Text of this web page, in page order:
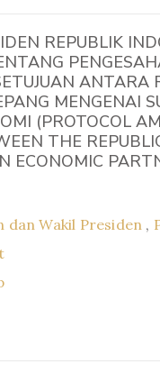
REPUBLIK
ANTARA
MENGENAI
(PROTOCOL
THE
ECONOMIC
dan Wakil Presiden ,